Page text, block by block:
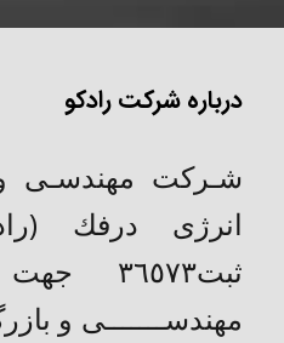
درباره شرکت رادکو
شـركت مهندسـی و
انرژی درفك
مهندســـــــی و